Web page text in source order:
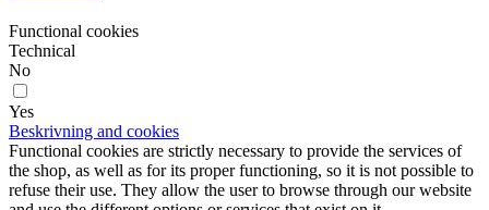
Functional cookies
Technical
No
Yes
Beskrivning and cookies
Functional cookies are strictly necessary to provide the services of
the shop, as well as for its proper functioning, so it is not possible to
refuse their use. They allow the user to browse through our website